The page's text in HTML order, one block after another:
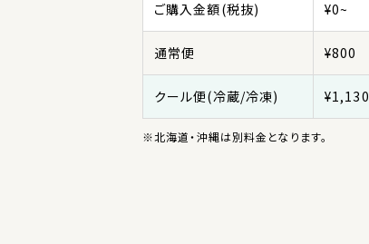
ご購入金額(税抜) ¥0~
通常便 ¥800
クール便(冷蔵/冷凍) ¥1,130
※北海道・沖縄は別料金となります。